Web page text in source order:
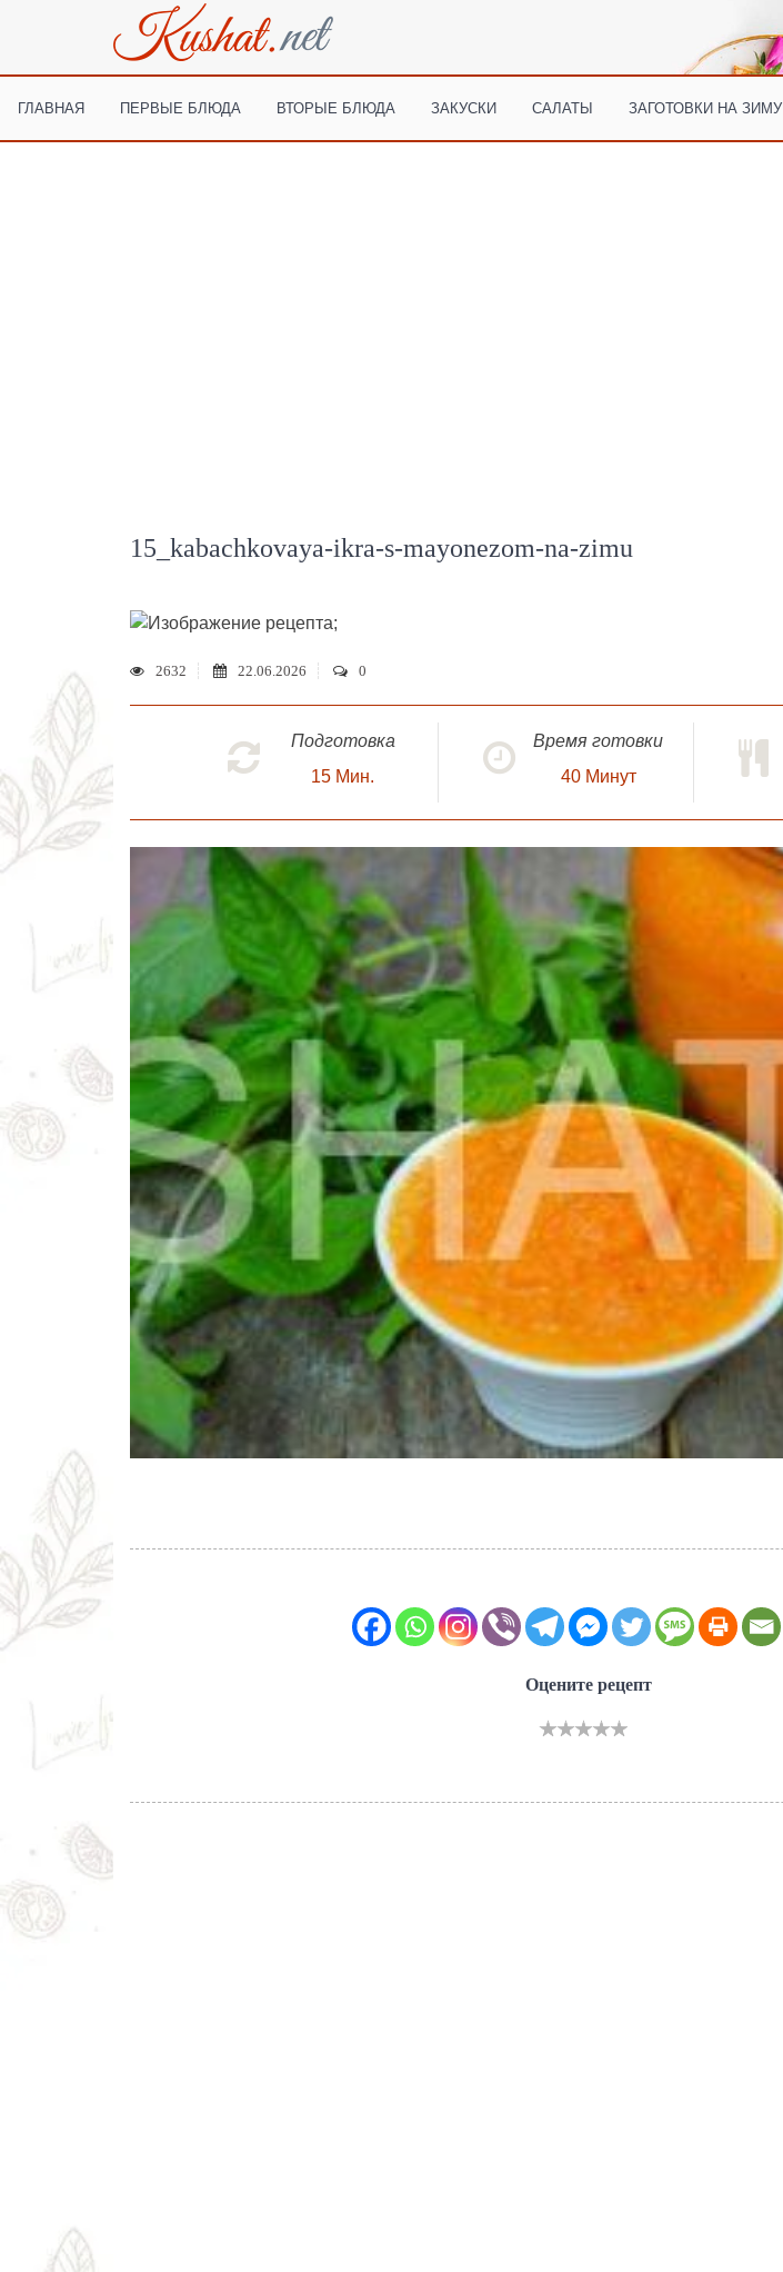
ГЛАВНАЯ ПЕРВЫЕ БЛЮДА ВТОРЫЕ БЛЮДА ЗАКУСКИ САЛАТЫ ЗАГОТОВКИ НА ЗИМУ
15_kabachkovaya-ikra-s-mayonezom-na-zimu
;
2632 22.06.2026 0
Подготовка
15 Мин.
Время готовки
40 Минут
Оцените рецепт